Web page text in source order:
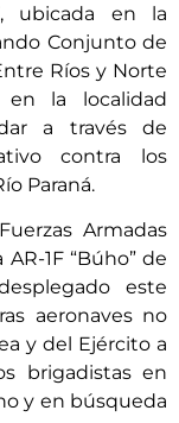
ubicada en la
Conjunto de
Ríos y Norte
la localidad
a través de
contra los
Paraná.
Armadas
1F “Búho” de
este
aeronaves no
y del Ejército a
brigadistas en
y en búsqueda